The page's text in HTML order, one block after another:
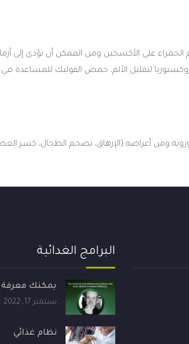
على الأكسجين ومن الممكن أن تؤدى إلى
لتقليل الألم، حمض الفوليك للمساعدة في
ومن أعراضه (الإرهاق، تضخم الطحال، كسر
البرامج الغدائية
يمكنك معرفة
سبتمبر 17, 2022
نظام غذائي